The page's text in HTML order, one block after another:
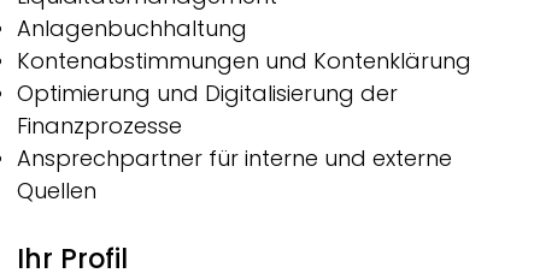
Anlagenbuchhaltung
Kontenabstimmungen und Kontenklärung
Optimierung und Digitalisierung der
Finanzprozesse
Ansprechpartner für interne und externe
Quellen
Ihr Profil